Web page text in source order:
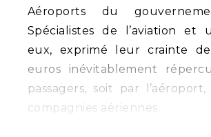
Aéroports du
Spécialistes de l’aviation et
eux, exprimé leur crainte
euros inévitablement
passagers, soit par
compagnies aériennes.